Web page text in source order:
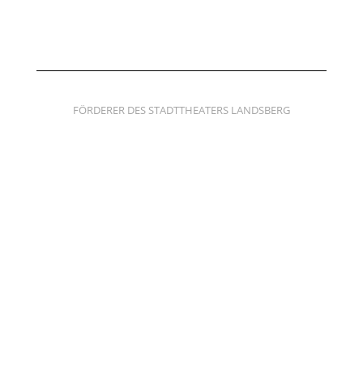
FÖRDERER DES STADTTHEATERS LANDSBERG